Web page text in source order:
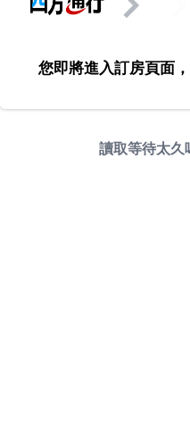
您即將進入訂房頁面
讀取等待太久